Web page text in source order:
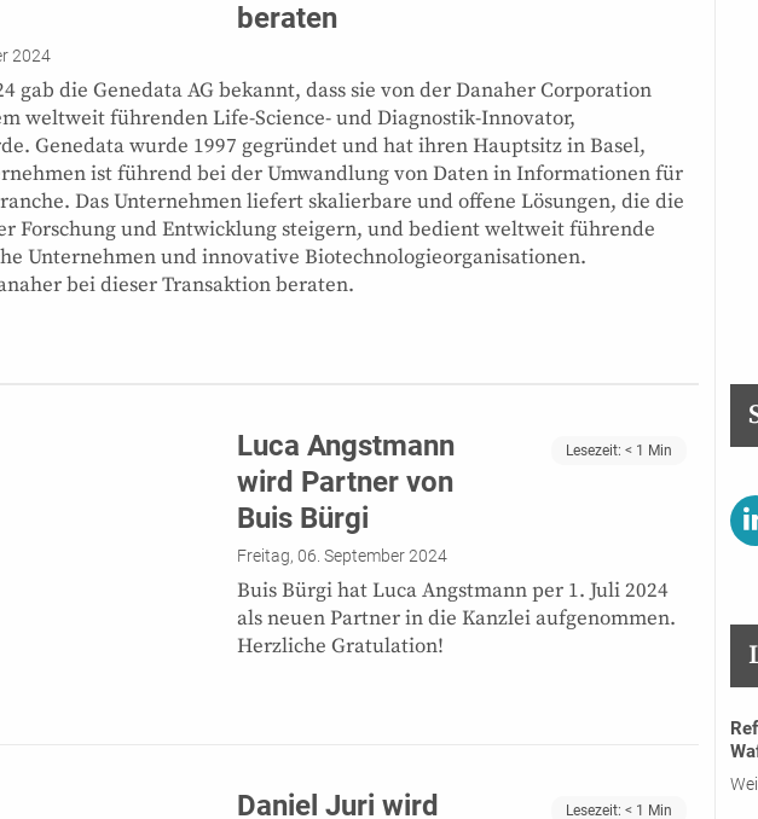
beraten
2024
gab die Genedata AG bekannt, dass sie von der Danaher Corporation
weltweit führenden Life-Science- und Diagnostik-Innovator,
Genedata wurde 1997 gegründet und hat ihren Hauptsitz in Basel,
ist führend bei der Umwandlung von Daten in Informationen für
Das Unternehmen liefert skalierbare und offene Lösungen, die die
Forschung und Entwicklung steigern, und bedient weltweit führende
Unternehmen und innovative Biotechnologieorganisationen.
bei dieser Transaktion beraten.
Luca Angstmann
wird Partner von
Buis Bürgi
Lesezeit: < 1 Min
Freitag, 06. September 2024
Buis Bürgi hat Luca Angstmann per 1. Juli 2024
als neuen Partner in die Kanzlei aufgenommen.
Herzliche Gratulation!
Daniel Juri wird
Lesezeit: < 1 Min